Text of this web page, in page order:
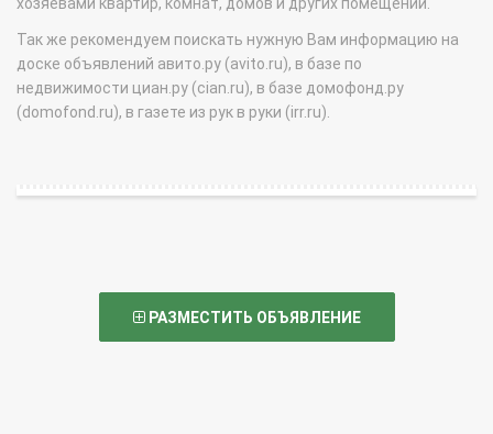
хозяевами квартир, комнат, домов и других помещений.
Так же рекомендуем поискать нужную Вам информацию на
доске объявлений авито.ру (avito.ru), в базе по
недвижимости циан.ру (cian.ru), в базе домофонд.ру
(domofond.ru), в газете из рук в руки (irr.ru).
РАЗМЕСТИТЬ ОБЪЯВЛЕНИЕ